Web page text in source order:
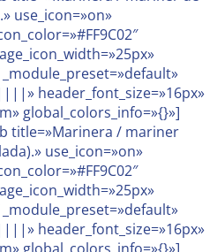
use_icon=»on»
_module_preset=»default»
header_font_size=»16px»
global_colors_info=»{}»]
title=»Marinera / mariner
use_icon=»on»
_module_preset=»default»
header_font_size=»16px»